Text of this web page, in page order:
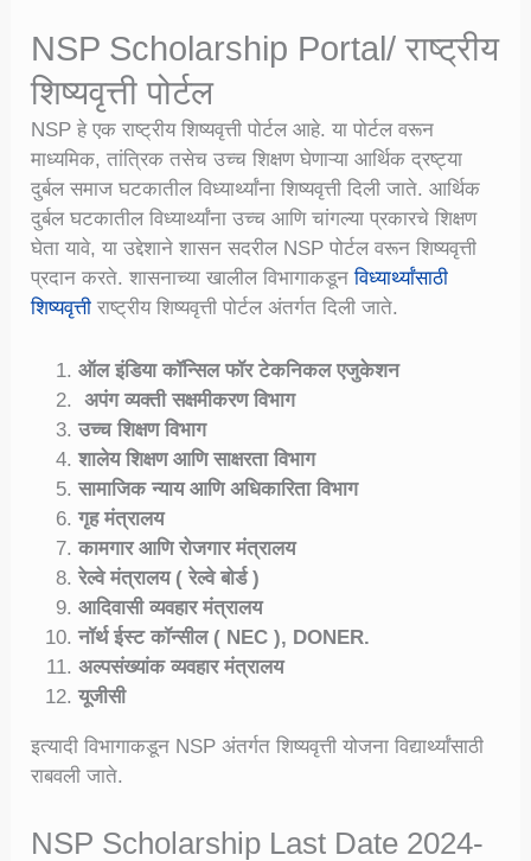
NSP Scholarship Portal/ राष्ट्रीय
शिष्यवृत्ती पोर्टल
NSP हे एक राष्ट्रीय शिष्यवृत्ती पोर्टल आहे. या पोर्टल वरून
माध्यमिक, तांत्रिक तसेच उच्च शिक्षण घेणाऱ्या आर्थिक द्रष्ट्या
दुर्बल समाज घटकातील विध्यार्थ्यांना शिष्यवृत्ती दिली जाते. आर्थिक
दुर्बल घटकातील विध्यार्थ्यांना उच्च आणि चांगल्या प्रकारचे शिक्षण
घेता यावे, या उद्देशाने शासन सदरील NSP पोर्टल वरून शिष्यवृत्ती
प्रदान करते. शासनाच्या खालील विभागाकडूनविध्यार्थ्यांसाठी
शिष्यवृत्ती राष्ट्रीय शिष्यवृत्ती पोर्टल अंतर्गत दिली जाते.
ऑल इंडिया कॉन्सिल फॉर टेकनिकल एजुकेशन
अपंग व्यक्ती सक्षमीकरण विभाग
उच्च शिक्षण विभाग
शालेय शिक्षण आणि साक्षरता विभाग
सामाजिक न्याय आणि अधिकारिता विभाग
गृह मंत्रालय
कामगार आणि रोजगार मंत्रालय
रेल्वे मंत्रालय ( रेल्वे बोर्ड )
आदिवासी व्यवहार मंत्रालय
नॉर्थ ईस्ट कॉन्सील ( NEC ), DONER.
अल्पसंख्यांक व्यवहार मंत्रालय
यूजीसी
इत्यादी विभागाकडून NSP अंतर्गत शिष्यवृत्ती योजना विद्यार्थ्यांसाठी
राबवली जाते.
NSP Scholarship Last Date 2024-